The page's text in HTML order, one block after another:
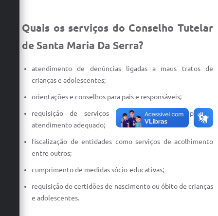
Quais os serviços do Conselho Tutelar
de Santa Maria Da Serra?
atendimento de denúncias ligadas a maus tratos de
crianças e adolescentes;
orientações e conselhos para pais e responsáveis;
requisição de serviços públicos necessários para o
atendimento adequado;
fiscalização de entidades como serviços de acolhimento
entre outros;
cumprimento de medidas sócio-educativas;
requisição de certidões de nascimento ou óbito de crianças
e adolescentes.